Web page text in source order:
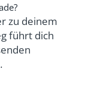
zu deinem
führt dich